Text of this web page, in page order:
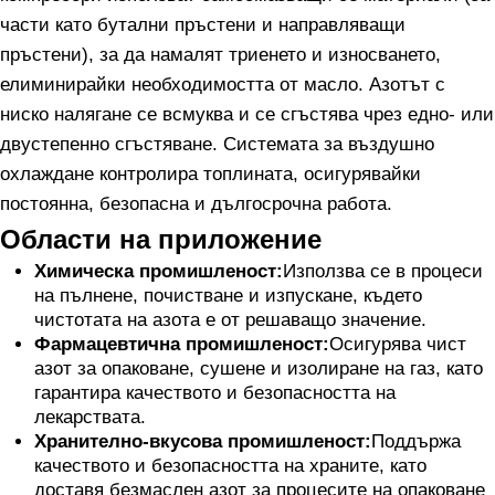
части като бутални пръстени и направляващи
пръстени), за да намалят триенето и износването,
елиминирайки необходимостта от масло. Азотът с
ниско налягане се всмуква и се сгъстява чрез едно- или
двустепенно сгъстяване. Системата за въздушно
охлаждане контролира топлината, осигурявайки
постоянна, безопасна и дългосрочна работа.
Области на приложение
Химическа промишленост:Използва се в процеси
на пълнене, почистване и изпускане, където
чистотата на азота е от решаващо значение.
Фармацевтична промишленост:Осигурява чист
азот за опаковане, сушене и изолиране на газ, като
гарантира качеството и безопасността на
лекарствата.
Хранително-вкусова промишленост:Поддържа
качеството и безопасността на храните, като
доставя безмаслен азот за процесите на опаковане